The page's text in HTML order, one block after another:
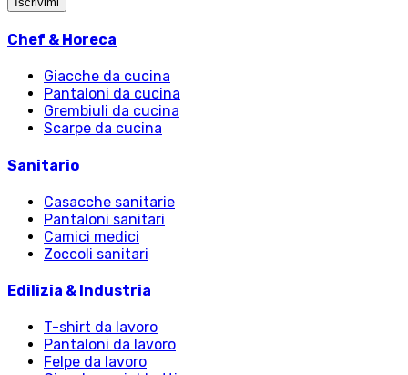
Chef & Horeca
Giacche da cucina
Pantaloni da cucina
Grembiuli da cucina
Scarpe da cucina
Sanitario
Casacche sanitarie
Pantaloni sanitari
Camici medici
Zoccoli sanitari
Edilizia & Industria
T-shirt da lavoro
Pantaloni da lavoro
Felpe da lavoro